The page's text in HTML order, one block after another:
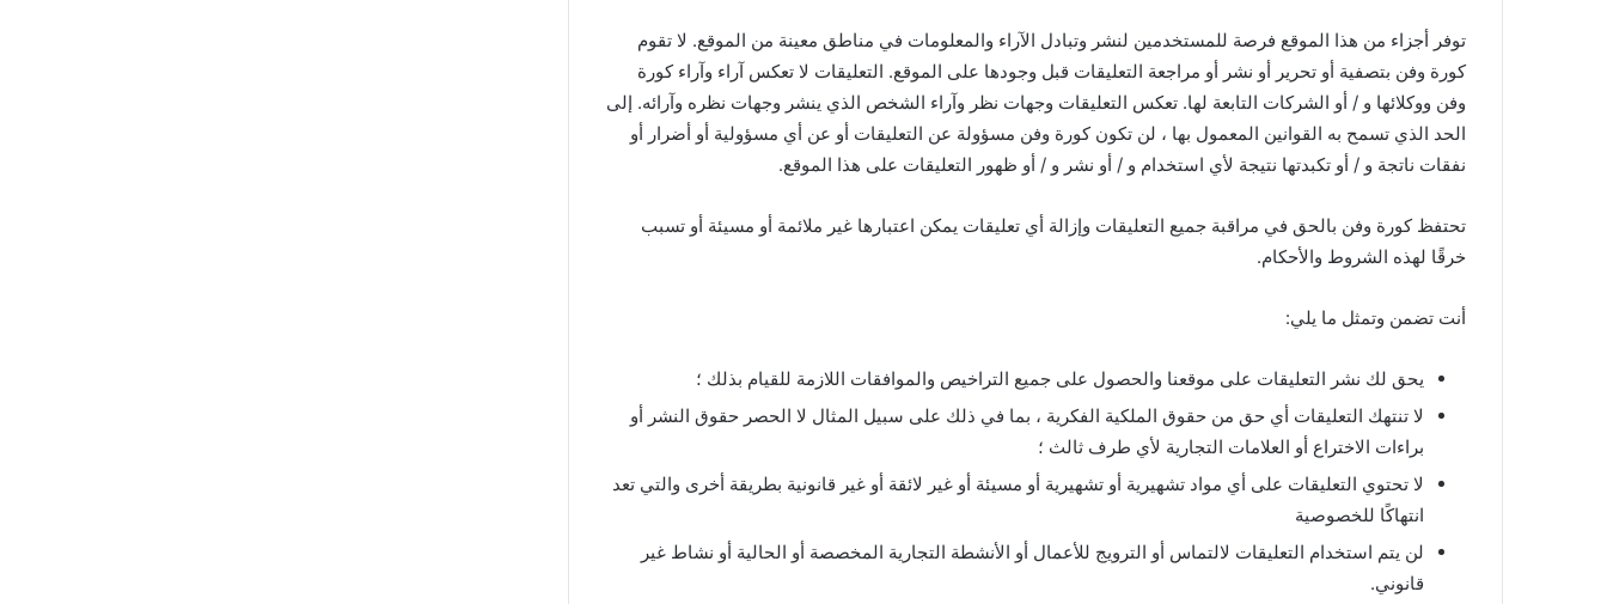
توفر أجزاء من هذا الموقع فرصة للمستخدمين لنشر وتبادل الآراء والمعلومات في مناطق معينة من الموقع. لا تقوم
كورة وفن بتصفية أو تحرير أو نشر أو مراجعة التعليقات قبل وجودها على الموقع. التعليقات لا تعكس آراء وآراء كورة
وفن ووكلائها و / أو الشركات التابعة لها. تعكس التعليقات وجهات نظر وآراء الشخص الذي ينشر وجهات نظره وآرائه. إلى
الحد الذي تسمح به القوانين المعمول بها ، لن تكون كورة وفن مسؤولة عن التعليقات أو عن أي مسؤولية أو أضرار أو
نفقات ناتجة و / أو تكبدتها نتيجة لأي استخدام و / أو نشر و / أو ظهور التعليقات على هذا الموقع.
تحتفظ كورة وفن بالحق في مراقبة جميع التعليقات وإزالة أي تعليقات يمكن اعتبارها غير ملائمة أو مسيئة أو تسبب
خرقًا لهذه الشروط والأحكام.
أنت تضمن وتمثل ما يلي:
يحق لك نشر التعليقات على موقعنا والحصول على جميع التراخيص والموافقات اللازمة للقيام بذلك ؛
لا تنتهك التعليقات أي حق من حقوق الملكية الفكرية ، بما في ذلك على سبيل المثال لا الحصر حقوق النشر أو
براءات الاختراع أو العلامات التجارية لأي طرف ثالث ؛
لا تحتوي التعليقات على أي مواد تشهيرية أو تشهيرية أو مسيئة أو غير لائقة أو غير قانونية بطريقة أخرى والتي تعد
انتهاكًا للخصوصية
لن يتم استخدام التعليقات لالتماس أو الترويج للأعمال أو الأنشطة التجارية المخصصة أو الحالية أو نشاط غير
قانوني.